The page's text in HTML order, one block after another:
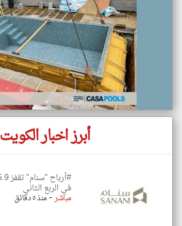
أبرز اخبار الكويت
في الربع الثاني
مباشر-منذ ٥ دقائق